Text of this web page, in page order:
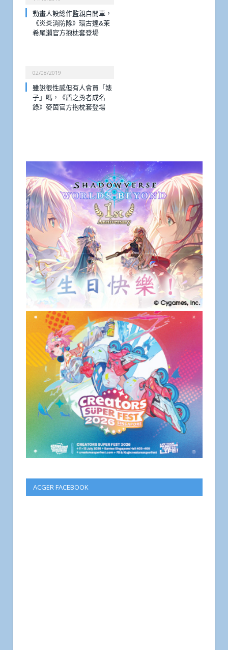
動畫人設總作監親自開車，
《炎炎消防隊》環古達&茉
希尾瀨官方抱枕套登場
02/08/2019
雖說很性感但有人會買「婊
子」嗎，《盾之勇者成名
錄》麥茵官方抱枕套登場
ACGER FACEBOOK